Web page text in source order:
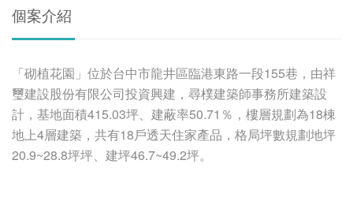
個案介紹
「砌植花園」位於台中市龍井區臨港東路一段155巷，由祥
璽建設股份有限公司投資興建，尋樸建築師事務所建築設
計，基地面積415.03坪、建蔽率50.71％，樓層規劃為18棟
地上4層建築，共有18戶透天住家產品，格局坪數規劃地坪
20.9~28.8坪坪、建坪46.7~49.2坪。